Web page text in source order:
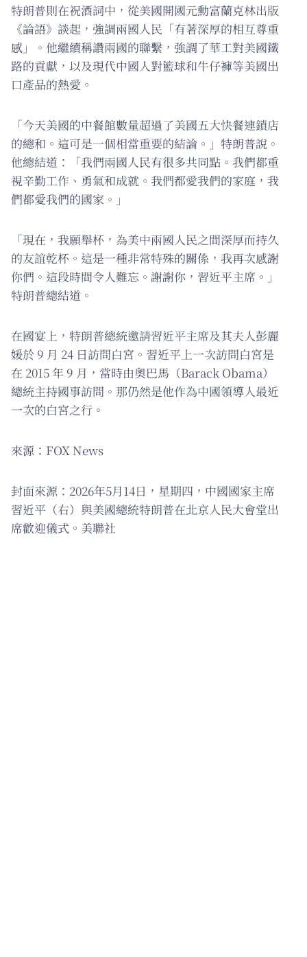
特朗普則在祝酒詞中，從美國開國元勳富蘭克林出版
《論語》談起，強調兩國人民「有著深厚的相互尊重
感」。他繼續稱讚兩國的聯繫，強調了華工對美國鐵
路的貢獻，以及現代中國人對籃球和牛仔褲等美國出
口產品的熱愛。
「今天美國的中餐館數量超過了美國五大快餐連鎖店
的總和。這可是一個相當重要的結論。」特朗普說。
他總結道：「我們兩國人民有很多共同點。我們都重
視辛勤工作、勇氣和成就。我們都愛我們的家庭，我
們都愛我們的國家。」
「現在，我願舉杯，為美中兩國人民之間深厚而持久
的友誼乾杯。這是一種非常特殊的關係，我再次感謝
你們。這段時間令人難忘。謝謝你，習近平主席。」
特朗普總結道。
在國宴上，特朗普總統邀請習近平主席及其夫人彭麗
媛於 9 月 24 日訪問白宮。習近平上一次訪問白宮是
在 2015 年 9 月，當時由奧巴馬（Barack Obama）
總統主持國事訪問。那仍然是他作為中國領導人最近
一次的白宮之行。
來源：FOX News
封面來源：2026年5月14日，星期四，中國國家主席
習近平（右）與美國總統特朗普在北京人民大會堂出
席歡迎儀式。美聯社